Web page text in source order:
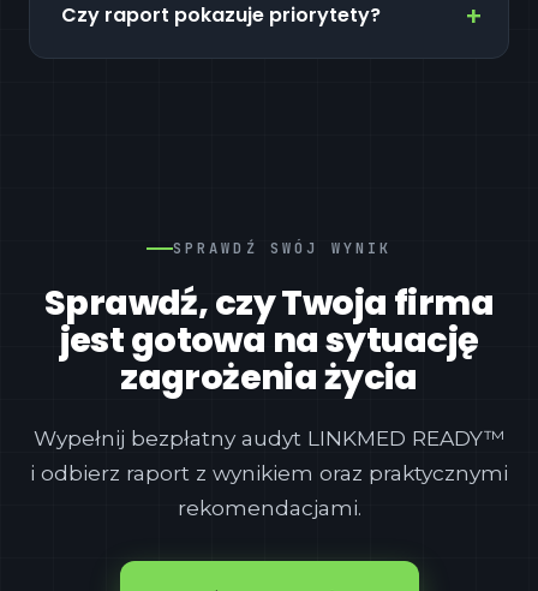
Czy raport pokazuje priorytety?
SPRAWDŹ SWÓJ WYNIK
Sprawdź, czy Twoja firma
jest gotowa na sytuację
zagrożenia życia
Wypełnij bezpłatny audyt LINKMED READY™
i odbierz raport z wynikiem oraz praktycznymi
rekomendacjami.